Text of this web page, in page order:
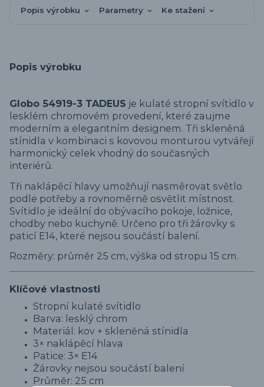
Popis výrobku Parametry Ke stažení
Popis výrobku
Globo 54919-3 TADEUS je kulaté stropní svítidlo v
lesklém chromovém provedení, které zaujme
moderním a elegantním designem. Tři skleněná
stínidla v kombinaci s kovovou monturou vytvářejí
harmonický celek vhodný do současných
interiérů.
Tři naklápěcí hlavy umožňují nasměrovat světlo
podle potřeby a rovnoměrně osvětlit místnost.
Svítidlo je ideální do obývacího pokoje, ložnice,
chodby nebo kuchyně. Určeno pro tři žárovky s
paticí E14, které nejsou součástí balení.
Rozměry: průměr 25 cm, výška od stropu 15 cm.
Klíčové vlastnosti
Stropní kulaté svítidlo
Barva: lesklý chrom
Materiál: kov + skleněná stínidla
3× naklápěcí hlava
Patice: 3× E14
Žárovky nejsou součástí balení
Průměr: 25 cm